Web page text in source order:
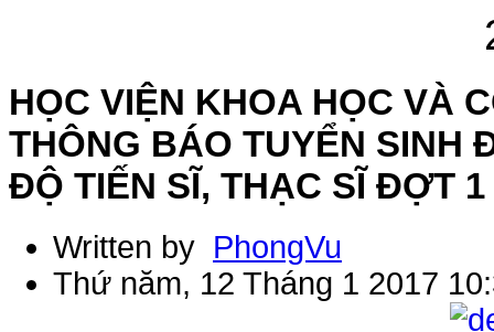
HỌC VIỆN KHOA HỌC VÀ
THÔNG BÁO TUYỂN SINH
ĐỘ TIẾN SĨ, THẠC SĨ ĐỢT 1
Written by PhongVu
Thứ năm, 12 Tháng 1 2017